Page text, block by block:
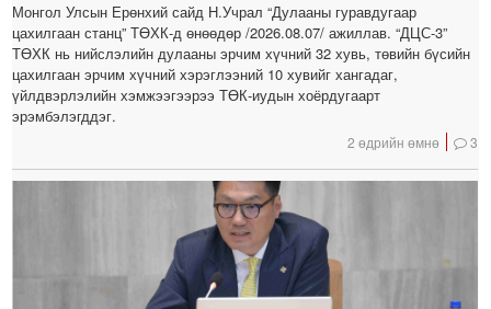
Монгол Улсын Ерөнхий сайд Н.Учрал “Дулааны гуравдугаар
цахилгаан станц” ТӨХК-д өнөөдөр /2026.08.07/ ажиллав. “ДЦС-3”
ТӨХК нь нийслэлийн дулааны эрчим хүчний 32 хувь, төвийн бүсийн
цахилгаан эрчим хүчний хэрэглээний 10 хувийг хангадаг,
үйлдвэрлэлийн хэмжээгээрээ ТӨК-иудын хоёрдугаарт
эрэмбэлэгддэг.
2 өдрийн өмнө 3